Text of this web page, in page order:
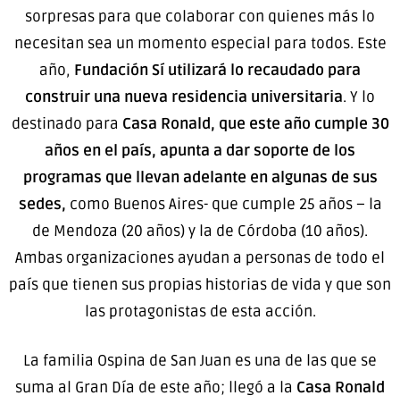
sorpresas para que colaborar con quienes más lo
necesitan sea un momento especial para todos. Este
año, Fundación Sí utilizará lo recaudado para
construir una nueva residencia universitaria. Y lo
destinado para Casa Ronald, que este año cumple 30
años en el país, apunta a dar soporte de los
programas que llevan adelante en algunas de sus
sedes, como Buenos Aires- que cumple 25 años – la
de Mendoza (20 años) y la de Córdoba (10 años).
Ambas organizaciones ayudan a personas de todo el
país que tienen sus propias historias de vida y que son
las protagonistas de esta acción.
La familia Ospina de San Juan es una de las que se
suma al Gran Día de este año; llegó a la Casa Ronald